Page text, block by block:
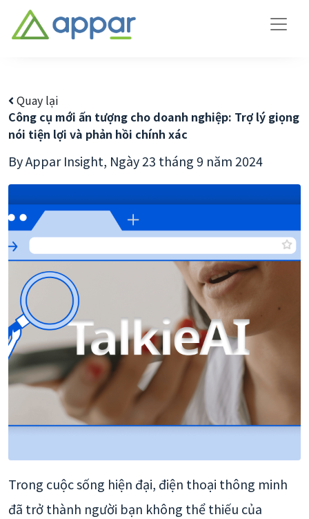
Quay lại
Công cụ mới ấn tượng cho doanh nghiệp: Trợ lý giọng
nói tiện lợi và phản hồi chính xác
By Appar Insight, Ngày 23 tháng 9 năm 2024
Trong cuộc sống hiện đại, điện thoại thông minh
đã trở thành người bạn không thể thiếu của